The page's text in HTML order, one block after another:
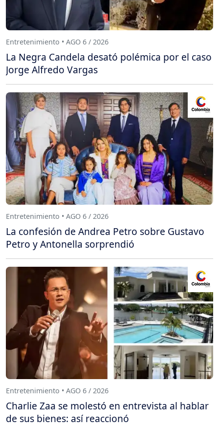
Entretenimiento • AGO 6 / 2026
La Negra Candela desató polémica por el caso
Jorge Alfredo Vargas
Entretenimiento • AGO 6 / 2026
La confesión de Andrea Petro sobre Gustavo
Petro y Antonella sorprendió
Entretenimiento • AGO 6 / 2026
Charlie Zaa se molestó en entrevista al hablar
de sus bienes: así reaccionó